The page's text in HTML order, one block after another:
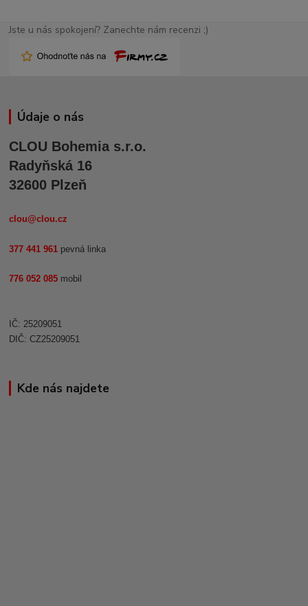
Jste u nás spokojení? Zanechte nám recenzi ;)
Údaje o nás
CLOU Bohemia s.r.o.
Radyňská 16
32600 Plzeň
clou@clou.cz
377 441 961 pevná linka
776 052 085 mobil
IČ: 25209051
DIČ: CZ25209051
Kde nás najdete